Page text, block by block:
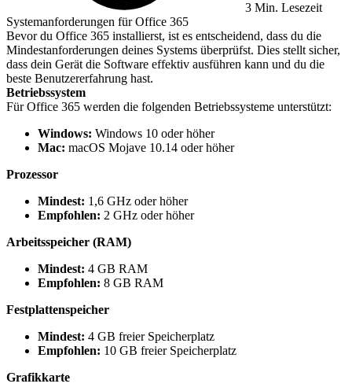
3 Min. Lesezeit
Systemanforderungen für Office 365
Bevor du Office 365 installierst, ist es entscheidend, dass du die
Mindestanforderungen deines Systems überprüfst. Dies stellt sicher,
dass dein Gerät die Software effektiv ausführen kann und du die
beste Benutzererfahrung hast.
Betriebssystem
Für Office 365 werden die folgenden Betriebssysteme unterstützt:
Windows: Windows 10 oder höher
Mac: macOS Mojave 10.14 oder höher
Prozessor
Mindest: 1,6 GHz oder höher
Empfohlen: 2 GHz oder höher
Arbeitsspeicher (RAM)
Mindest: 4 GB RAM
Empfohlen: 8 GB RAM
Festplattenspeicher
Mindest: 4 GB freier Speicherplatz
Empfohlen: 10 GB freier Speicherplatz
Grafikkarte